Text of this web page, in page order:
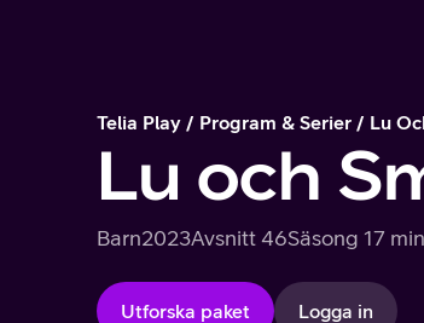
Telia Play Program & Serier Lu
Lu och
Barn2023Avsnitt 46Säsong 17 min
Utforska paket Logga in